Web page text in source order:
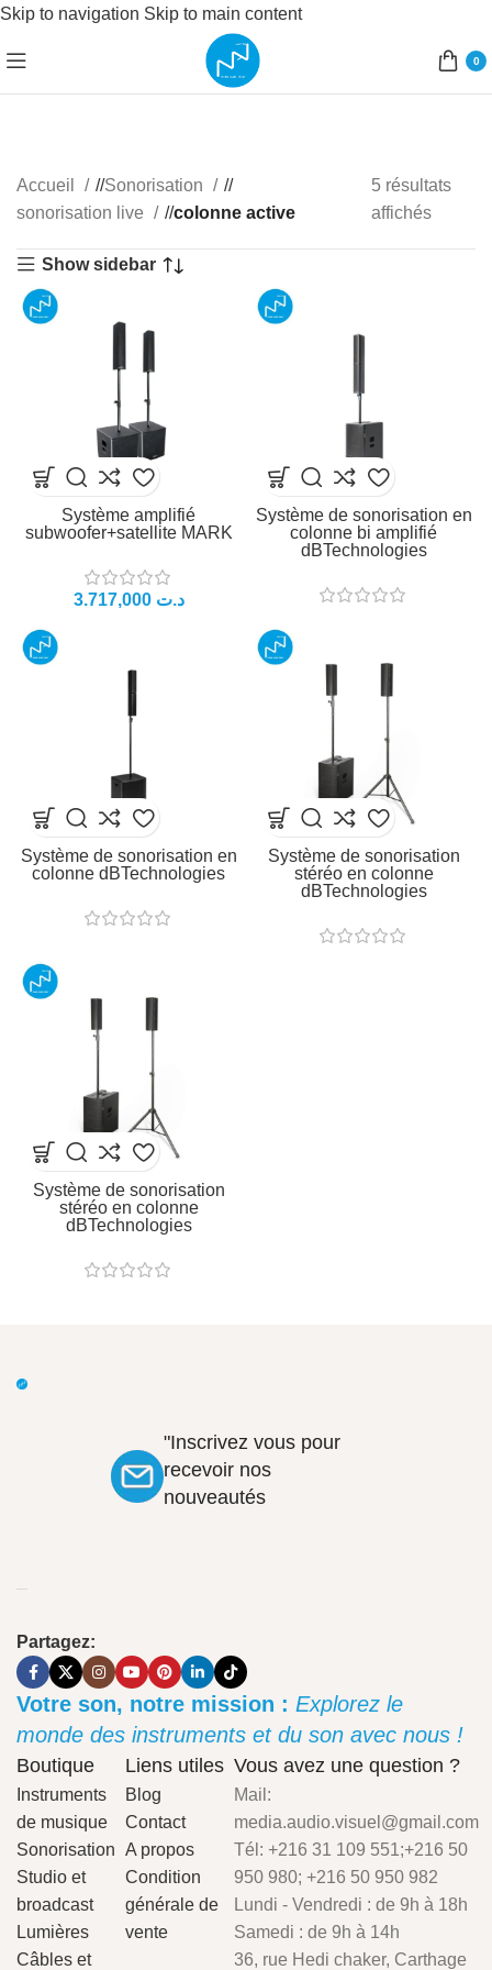
Skip to navigation Skip to main content
0
Accueil / Sonorisation
/
sonorisation live
/ colonne active
5 résultats
affichés
Show sidebar
Système amplifié
subwoofer+satellite MARK
د.ت
Système de sonorisation en
colonne bi amplifié
dBTechnologies
Système de sonorisation en
colonne dBTechnologies
Système de sonorisation
stéréo en colonne
dBTechnologies
Système de sonorisation
stéréo en colonne
dBTechnologies
"Inscrivez vous pour
recevoir nos
nouveautés
Partagez:
Votre son, notre mission : Explorez le
monde des instruments et du son avec nous !
Boutique
Instruments
de musique
Sonorisation
Studio et
broadcast
Lumières
Câbles et
Liens utiles
Blog
Contact
A propos
Condition
générale de
vente
Vous avez une question ?
Mail:
media.audio.visuel@gmail.com
Tél: +216 31 109 551;+216 50
950 980; +216 50 950 982
Lundi - Vendredi : de 9h à 18h
Samedi : de 9h à 14h
36, rue Hedi chaker, Carthage